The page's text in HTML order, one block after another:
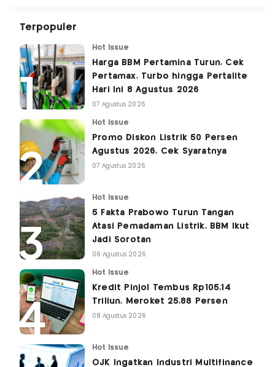
Terpopuler
Hot Issue
Harga BBM Pertamina Turun, Cek
Pertamax, Turbo hingga Pertalite
Hari Ini 8 Agustus 2026
07 Agustus 2026
Hot Issue
Promo Diskon Listrik 50 Persen
Agustus 2026, Cek Syaratnya
07 Agustus 2026
Hot Issue
5 Fakta Prabowo Turun Tangan
Atasi Pemadaman Listrik, BBM Ikut
Jadi Sorotan
06 Agustus 2026
Hot Issue
Kredit Pinjol Tembus Rp105,14
Triliun, Meroket 25,88 Persen
08 Agustus 2026
Hot Issue
OJK Ingatkan Industri Multifinance